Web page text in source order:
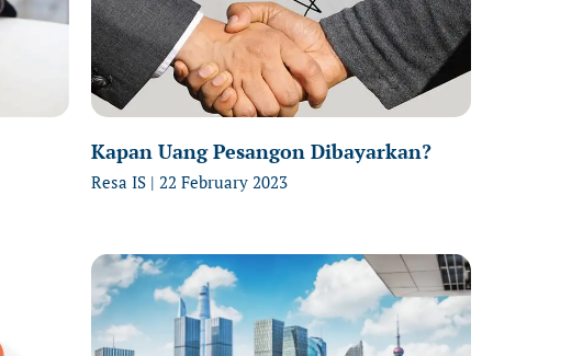
Kapan Uang Pesangon Dibayarkan?
Resa IS 22 February 2023